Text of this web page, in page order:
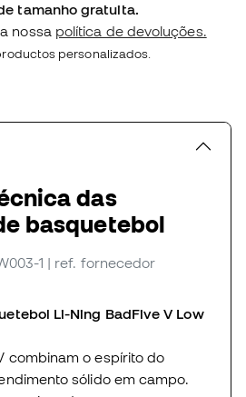
tamanho gratuita.
nossa política de devoluções.
personalizados.
das
basquetebol
1 | ref. fornecedor
Li-Ning BadFive V Low
combinam o espírito do
sólido em campo.